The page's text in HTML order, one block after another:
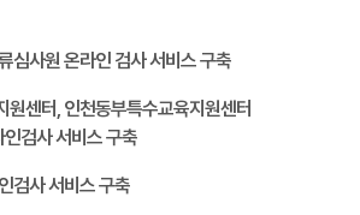
심사원 온라인 검사 서비스 구축
원센터, 인천동부특수교육지원센터
검사 서비스 구축
검사 서비스 구축